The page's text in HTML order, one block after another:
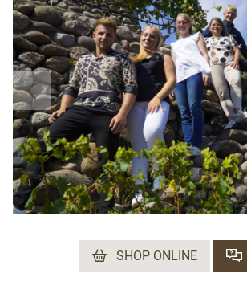
SHOP ONLINE